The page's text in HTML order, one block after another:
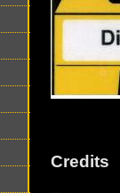
Credits